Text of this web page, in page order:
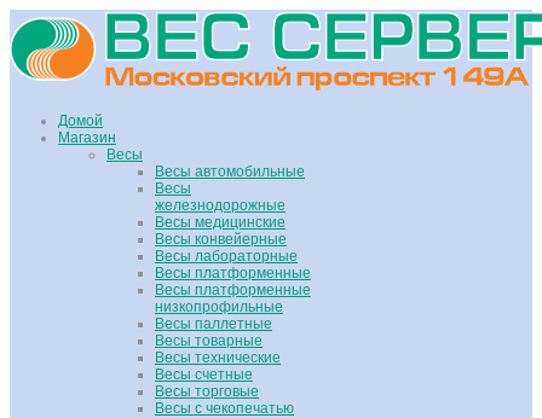
Домой
Магазин
Весы
Весы автомобильные
Весы
железнодорожные
Весы медицинские
Весы конвейерные
Весы лабораторные
Весы платформенные
Весы платформенные
низкопрофильные
Весы паллетные
Весы товарные
Весы технические
Весы счетные
Весы торговые
Весы с чекопечатью